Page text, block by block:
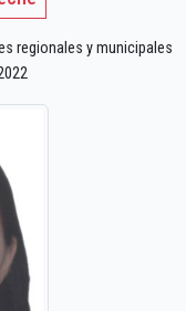
regionales y municipales